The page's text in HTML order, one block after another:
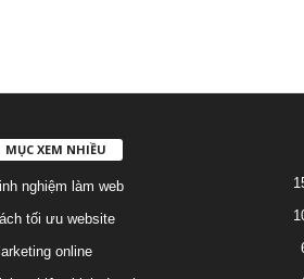
MỤC XEM NHIỀU
nghiệm làm web
tối ưu website
online